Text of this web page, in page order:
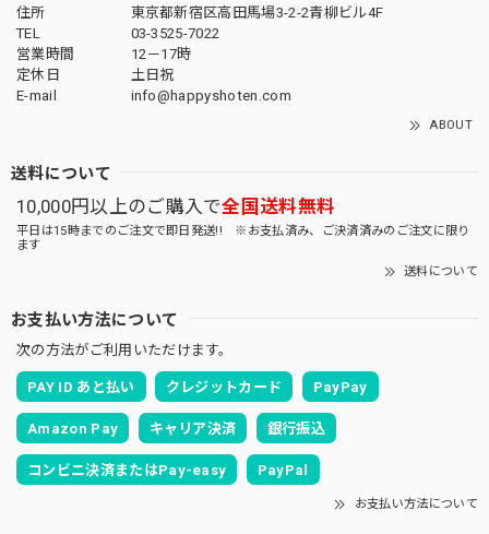
住所
東京都新宿区高田馬場3-2-2青柳ビル4F
TEL
03-3525-7022
営業時間
12－17時
定休日
土日祝
E-mail
info@happyshoten.com
ABOUT
送料について
10,000円以上のご購入で全国送料無料
平日は15時までのご注文で即日発送!! ※お支払済み、ご決済済みのご注文に限り
ます
送料について
お支払い方法について
次の方法がご利用いただけます。
PAY ID あと払い クレジットカード PayPay
Amazon Pay キャリア決済 銀行振込
コンビニ決済またはPay-easy PayPal
お支払い方法について